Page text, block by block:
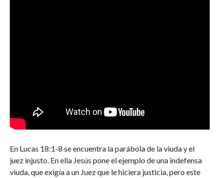
En Lucas 18:1-8 se encuentra la parábola de la viuda y el
juez injusto. En ella Jesús pone el ejemplo de una indefensa
viuda, que exigía a un Juez que le hiciera justicia, pero este